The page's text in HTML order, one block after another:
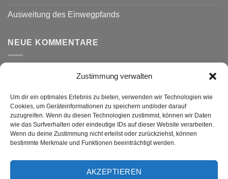
Zustimmung verwalten
Um dir ein optimales Erlebnis zu bieten, verwenden wir Technologien wie
Cookies, um Geräteinformationen zu speichern und/oder darauf
zuzugreifen. Wenn du diesen Technologien zustimmst, können wir Daten
wie das Surfverhalten oder eindeutige IDs auf dieser Website verarbeiten.
Wenn du deine Zustimmung nicht erteilst oder zurückziehst, können
bestimmte Merkmale und Funktionen beeinträchtigt werden.
AKZEPTIEREN
Ausweitung des Einwegpfands
NEUE KOMMENTARE
PayPal MasterCard